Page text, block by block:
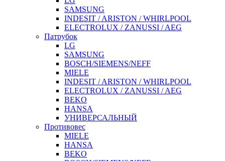
SAMSUNG
INDESIT / ARISTON / WHIRLPOOL
ELECTROLUX / ZANUSSI / AEG
Патрубок
LG
SAMSUNG
BOSCH/SIEMENS/NEFF
MIELE
INDESIT / ARISTON / WHIRLPOOL
ELECTROLUX / ZANUSSI / AEG
BEKO
HANSA
УНИВЕРСАЛЬНЫЙ
Противовес
MIELE
HANSA
BEKO